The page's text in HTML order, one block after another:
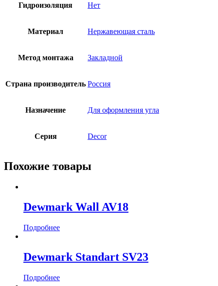
Гидроизоляция Нет
Материал Нержавеющая сталь
Метод монтажа Закладной
Страна производитель Россия
Назначение Для оформления угла
Серия Decor
Похожие товары
Dewmark Wall AV18
Подробнее
Dewmark Standart SV23
Подробнее